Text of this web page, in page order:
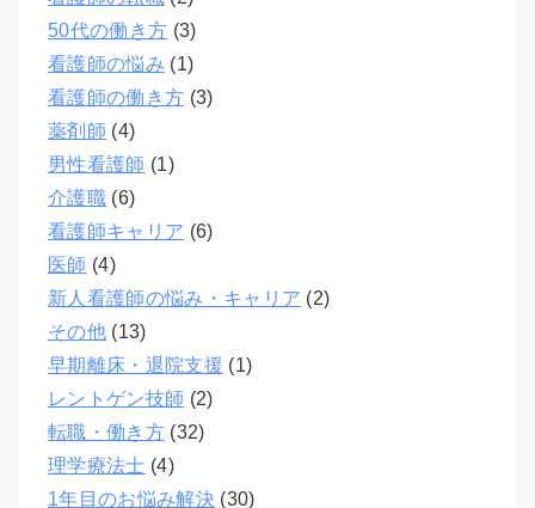
50代の働き方 (3)
看護師の悩み (1)
看護師の働き方 (3)
薬剤師 (4)
男性看護師 (1)
介護職(6)
看護師キャリア (6)
医師 (4)
新人看護師の悩み・キャリア (2)
その他(13)
早期離床・退院支援 (1)
レントゲン技師 (2)
転職・働き方(32)
理学療法士 (4)
1年目のお悩み解決(30)